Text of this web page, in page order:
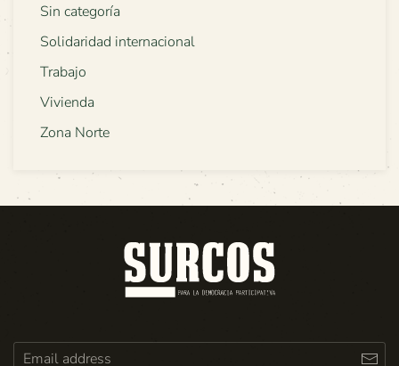
Sin categoría
Solidaridad internacional
Trabajo
Vivienda
Zona Norte